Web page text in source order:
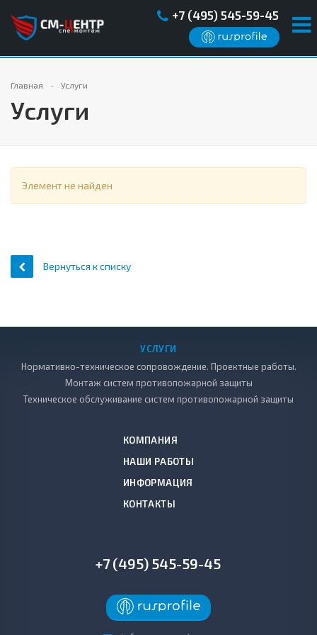
+7 (495) 545-59-45
Главная Услуги
Услуги
Элемент не найден
Вернуться к списку
УСЛУГИ
Нормативно-техническое сопровождение. Проектные работы.
Монтаж систем противопожарной защиты
Техническое обслуживание систем противопожарной защиты
КОМПАНИЯ
НАШИ РАБОТЫ
ИНФОРМАЦИЯ
КОНТАКТЫ
+7 (495) 545-59-45